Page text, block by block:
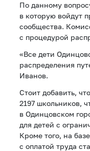
По данному
в которую войдут
сообщества.
с процедурой
«Все дети
распределения
Иванов.
Стоит добавить,
2197 школьников,
в Одинцовском
для детей с
Кроме того, на
с оплатой труда